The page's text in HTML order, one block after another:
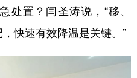
置？闫圣涛说，“移、
快速有效降温是关键。”